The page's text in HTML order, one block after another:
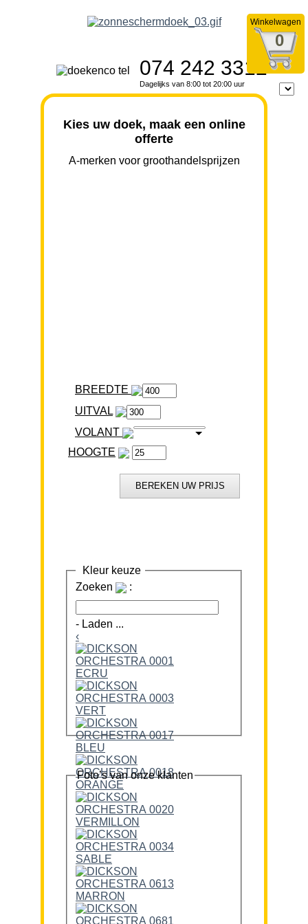
Winkelwagen
0
074 242 3312
Dagelijks van 8:00 tot 20:00 uur
Kies uw doek, maak een online
offerte
A-merken voor groothandelsprijzen
BREEDTE
VOLANT
HOOGTE
Kleur keuze
Zoeken
:
- Laden ...
‹
Foto’s van onze klanten